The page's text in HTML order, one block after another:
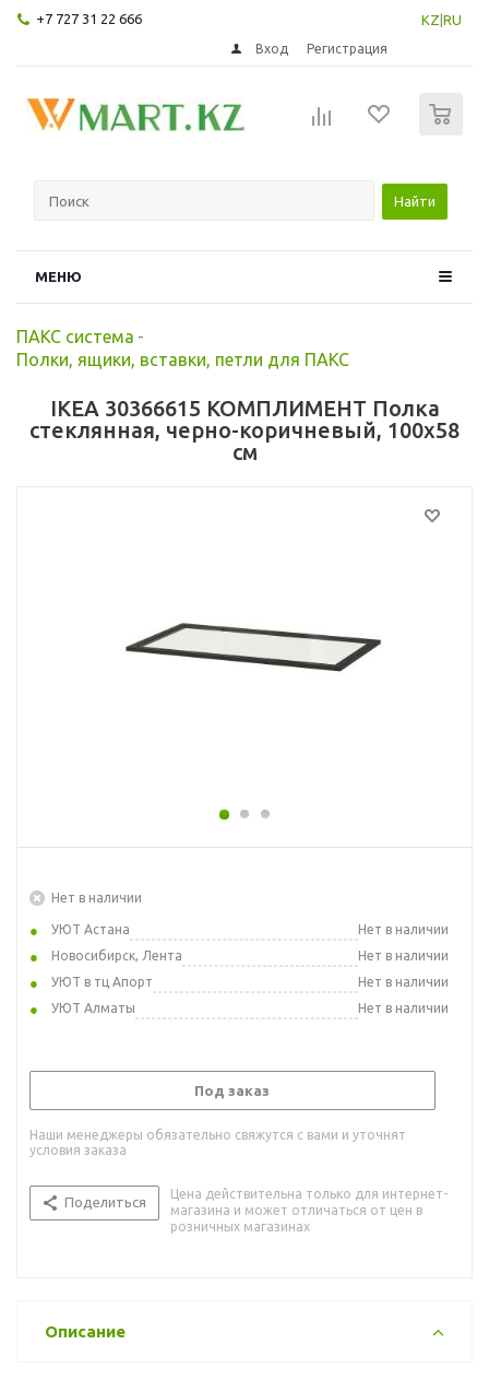
+7 727 31 22 666 KZ RU
Вход Регистрация
Найти
МЕНЮ
ПАКС система -
Полки, ящики, вставки, петли для ПАКС
IKEA 30366615 КОМПЛИМЕНТ Полка
стеклянная, черно-коричневый, 100x58
см
Нет в наличии
УЮТ Астана
Нет в наличии
Новосибирск, Лента
Нет в наличии
УЮТ в тц Апорт
Нет в наличии
УЮТ Алматы
Нет в наличии
Под заказ
Наши менеджеры обязательно свяжутся с вами и уточнят
условия заказа
Поделиться
Цена действительна только для интернет-
магазина и может отличаться от цен в
розничных магазинах
Описание